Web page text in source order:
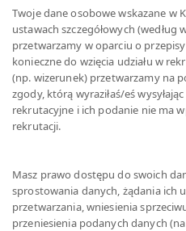
Twoje dane osobowe wskazane w
ustawach szczegółowych (według
przetwarzamy w oparciu o
konieczne do wzięcia udziału w
(np. wizerunek) przetwarzamy na
zgody, którą wyraziłaś/eś
rekrutacyjne i ich podanie nie ma
rekrutacji.
Masz prawo dostępu do swoich
sprostowania danych, żądania ich
przetwarzania, wniesienia
przeniesienia podanych danych